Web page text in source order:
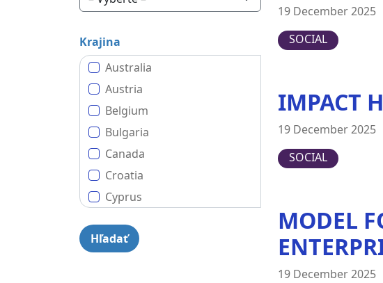
Krajina
Australia
Austria
Belgium
Bulgaria
Canada
Croatia
Cyprus
Denmark
19 December 2025
SOCIAL
IMPACT
19 December 2025
SOCIAL
MODEL
19 December 2025